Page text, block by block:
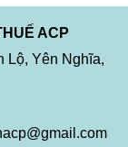
ACP
Lộ, Yên Nghĩa,